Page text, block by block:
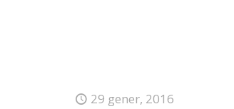
29 gener, 2016